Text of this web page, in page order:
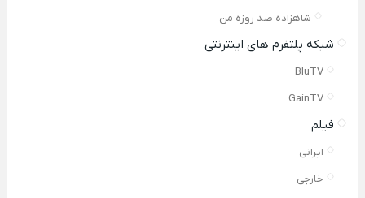
شاهزاده صد روزه من
شبکه پلتفرم های اینترنتی
BluTV
GainTV
فیلم
ایرانی
خارجی